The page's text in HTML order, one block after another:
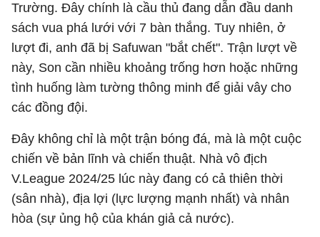
Trường. Đây chính là cầu thủ đang dẫn đầu danh
sách vua phá lưới với 7 bàn thắng. Tuy nhiên, ở
lượt đi, anh đã bị Safuwan "bắt chết". Trận lượt về
này, Son cần nhiều khoảng trống hơn hoặc những
tình huống làm tường thông minh để giải vây cho
các đồng đội.
Đây không chỉ là một trận bóng đá, mà là một cuộc
chiến về bản lĩnh và chiến thuật. Nhà vô địch
V.League 2024/25 lúc này đang có cả thiên thời
(sân nhà), địa lợi (lực lượng mạnh nhất) và nhân
hòa (sự ủng hộ của khán giả cả nước).